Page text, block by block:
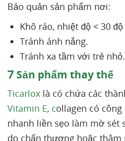
Bảo quản sản phẩm nơi:
Khô ráo, nhiệt độ < 30 độ
Tránh ánh nắng.
Tránh xa tầm với trẻ nhỏ.
7 Sản phẩm thay thế
Ticarlox là có chứa các
Vitamin E, collagen có
nhanh liền sẹo làm mờ sét
do chấn thương hoặc thâm